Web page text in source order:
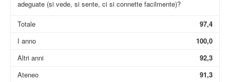
adeguate (si vede, si sente, ci si connette facilmente)?
Totale
97,4
I anno
100,0
Altri anni
92,3
Ateneo
91,3